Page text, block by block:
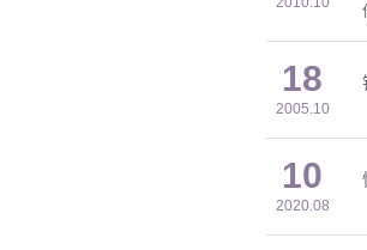
18
2005.10
10
2020.08